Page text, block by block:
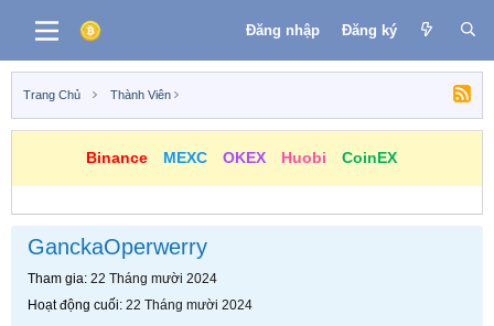
Đăng nhập Đăng ký
Trang Chủ Thành Viên
Binance MEXC OKEX Huobi CoinEX
GanckaOperwerry
Tham gia 22 Tháng mười 2024
Hoạt động cuối 22 Tháng mười 2024